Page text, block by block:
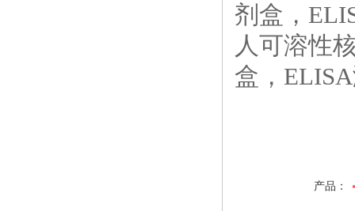
剂盒，
人可溶性
盒，
产品：